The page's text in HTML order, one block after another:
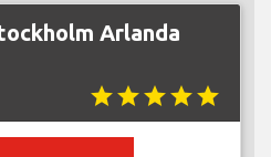
Arlanda
starstarstarstarstar